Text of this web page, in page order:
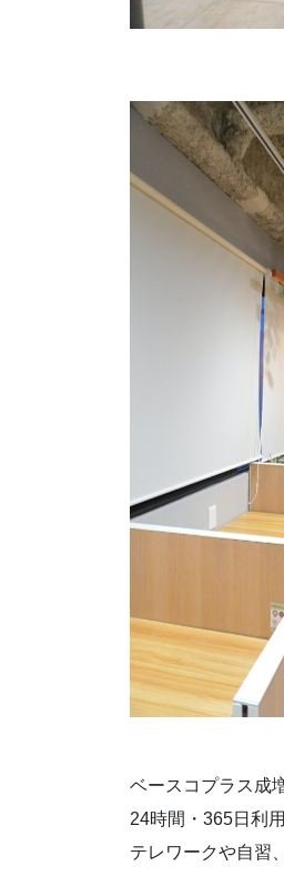
ベースコプラス成
24時間・365日利
テレワークや自習